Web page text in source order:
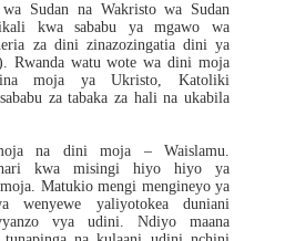
Sudan na Wakristo wa Sudan
kwa sababu ya mgawo wa
za dini zinazozingatia dini ya
Rwanda watu wote wa dini moja
moja ya Ukristo, Katoliki
za tabaka za hali na ukabila
na dini moja – Waislamu.
kwa misingi hiyo hiyo ya
Matukio mengi mengineyo ya
wenyewe yaliyotokea duniani
vya udini. Ndiyo maana